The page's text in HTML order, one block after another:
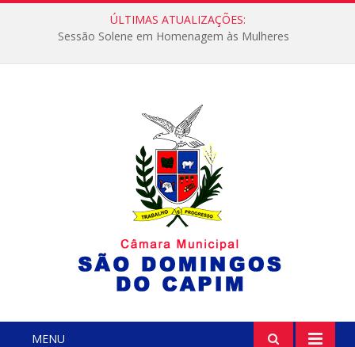
ÚLTIMAS ATUALIZAÇÕES:
Sessão Solene em Homenagem às Mulheres
MENU